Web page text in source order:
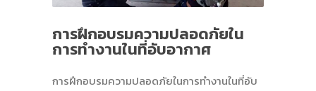
การฝึกอบรมความปลอดภัยใน
การทํางานในที่อับอากาศ
การฝึกอบรมความปลอดภัยในการทํางานในที่อับ